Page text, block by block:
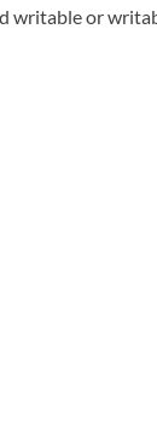
writable or